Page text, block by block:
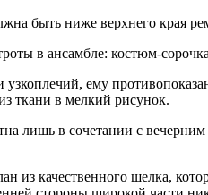
быть ниже верхнего края
в ансамбле: костюм-
узкоплечий, ему
ткани в мелкий рисунок.
лишь в сочетании с
из качественного шелка,